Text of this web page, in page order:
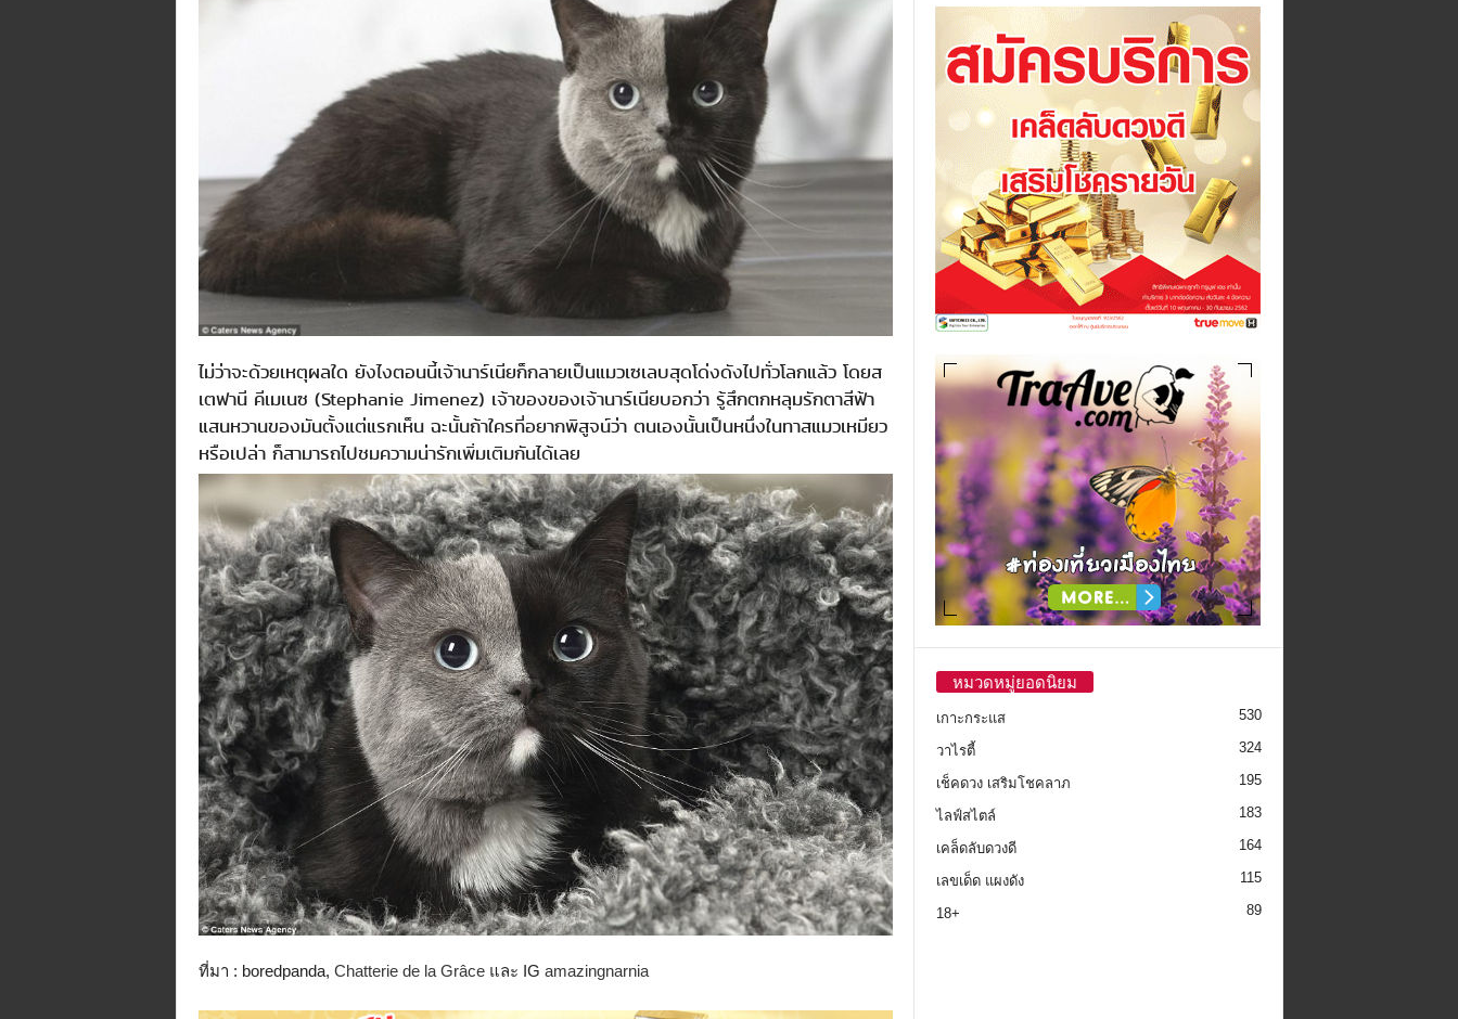
ไม่ว่าจะด้วยเหตุผลใด ยังไงตอนนี้เจ้านาร์เนียก็กลายเป็นแมวเซเลบสุดโด่งดังไปทั่วโลกแล้ว โดยส
เตฟานี คีเมเนซ (Stephanie Jimenez) เจ้าของของเจ้านาร์เนียบอกว่า รู้สึกตกหลุมรักตาสีฟ้า
แสนหวานของมันตั้งแต่แรกเห็น ฉะนั้นถ้าใครที่อยากพิสูจน์ว่า ตนเองนั้นเป็นหนึ่งในทาสแมวเหมียว
หรือเปล่า ก็สามารถไปชมความน่ารักเพิ่มเติมกันได้เลย
ที่มา : boredpanda, Chatterie de la Grâce และ IG amazingnarnia
หมวดหมู่ยอดนิยม
เกาะกระแส 530
วาไรตี้ 324
เช็คดวง เสริมโชคลาภ 195
ไลฟ์สไตล์ 183
เคล็ดลับดวงดี 164
เลขเด็ด แผงดัง 115
18+ 89